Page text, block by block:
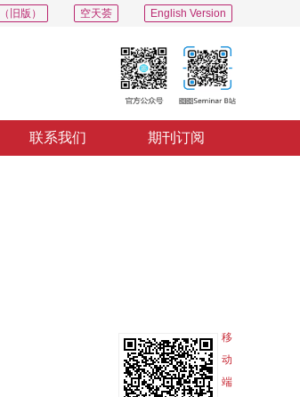
English Version
空天荟
旧版）
联系我们 期刊订阅
移
动
端